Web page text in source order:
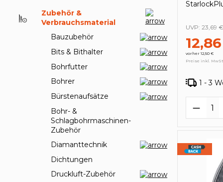
Zubehör &
Verbrauchsmaterial
Bauzubehör
Bits & Bithalter
Bohrfutter
Bohrer
Bürstenaufsätze
Bohr- &
Schlagbohrmaschinen-
Zubehör
Diamanttechnik
Dichtungen
Druckluft-Zubehör
vorher 12,50 €
UVP: 23,69 €
Preise inkl.
1 - 3